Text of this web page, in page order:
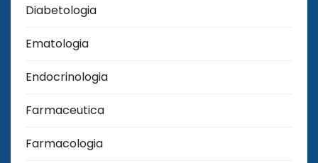
Diabetologia
Ematologia
Endocrinologia
Farmaceutica
Farmacologia